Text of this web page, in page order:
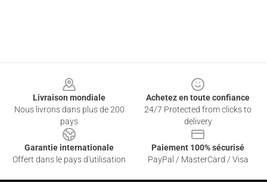
Livraison mondiale
Nous livrons dans plus de 200
pays
Achetez en toute confiance
24/7 Protected from clicks to
delivery
Garantie internationale
Offert dans le pays d'utilisation
Paiement 100% sécurisé
PayPal / MasterCard / Visa